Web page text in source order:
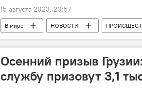
15 августа 2023, 20:57
В мире НОВОСТИ
Китай
Financial Times
Осенний призыв
службу призовут 3,1